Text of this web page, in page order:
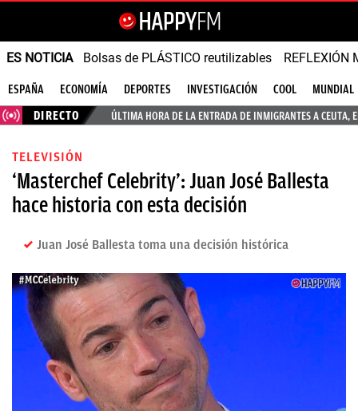
ES NOTICIA Bolsas de PLÁSTICO reutilizables REFLEXIÓN
ESPAÑA ECONOMÍA DEPORTES INVESTIGACIÓN COOL
MUNDIAL
DIRECTO
ÚLTIMA HORA DE LA ENTRADA DE INMIGRANTES A CEUTA,
TELEVISIÓN
‘Masterchef Celebrity’: Juan José Ballesta
hace historia con esta decisión
Juan José Ballesta toma una decisión histórica